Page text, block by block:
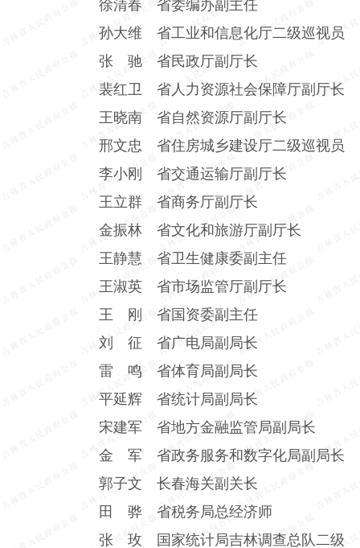
徐清春 省委编办副主任
孙大维 省工业和信息化厅二级巡视员
张 驰 省民政厅副厅长
裴红卫 省人力资源社会保障厅副厅长
王晓南 省自然资源厅副厅长
邢文忠 省住房城乡建设厅二级巡视员
李小刚 省交通运输厅副厅长
王立群 省商务厅副厅长
金振林 省文化和旅游厅副厅长
王静慧 省卫生健康委副主任
王淑英 省市场监管厅副厅长
王 刚 省国资委副主任
刘 征 省广电局副局长
雷 鸣 省体育局副局长
平延辉 省统计局副局长
宋建军 省地方金融监管局副局长
金 军 省政务服务和数字化局副局长
郭子文 长春海关副关长
田 骅 省税务局总经济师
张 玫 国家统计局吉林调查总队二级